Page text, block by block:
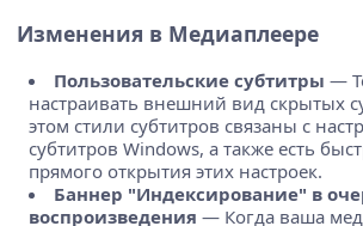
Изменения в Медиаплеере
Пользовательские субтитры —
настраивать внешний вид скрытых
этом стили субтитров связаны с
субтитров Windows, а также есть
прямого открытия этих настроек.
Баннер "Индексирование" в
воспроизведения — Когда ваша